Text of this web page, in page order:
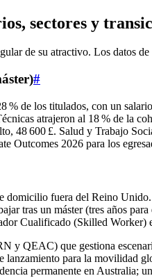
sectores y
de su atractivo. Los datos
#
de los titulados, con un
atrajeron al 18 % de la
48 600 £. Salud y Trabajo
Outcomes 2026 para los
fuera del Reino
tras un máster (tres años
Cualificado (Skilled
QEAC) que gestiona
para la movilidad
permanente en